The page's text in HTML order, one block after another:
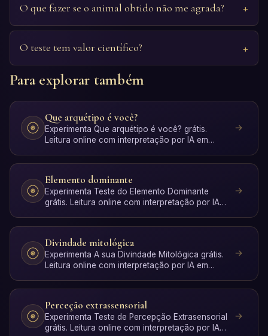
O que fazer se o animal obtido não me agrada?
O teste tem valor científico?
Para explorar também
Que arquétipo é você?
Experimenta Que arquétipo é você? grátis.
Leitura online com interpretação por IA em
Elemento dominante
Experimenta Teste do Elemento Dominante
grátis. Leitura online com interpretação por IA
Divindade mitológica
Experimenta A sua Divindade Mitológica grátis.
Leitura online com interpretação por IA em
Perceção extrassensorial
Experimenta Teste de Percepção Extrasensorial
grátis. Leitura online com interpretação por IA